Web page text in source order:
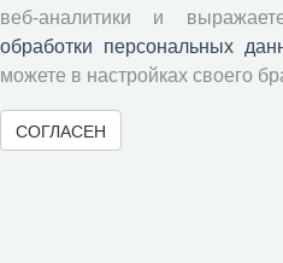
Памятка рецензенту
Положение о
веб-аналитики и
обработки персональных
можете в настройках своего
СОГЛАСЕН